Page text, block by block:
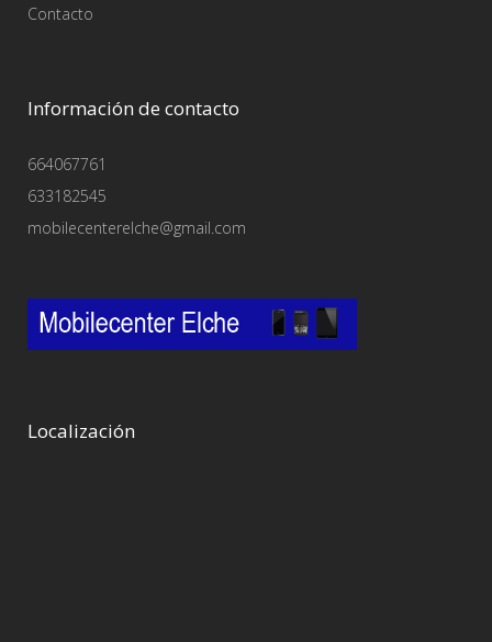
Contacto
Información de contacto
664067761
633182545
mobilecenterelche@gmail.com
Localización